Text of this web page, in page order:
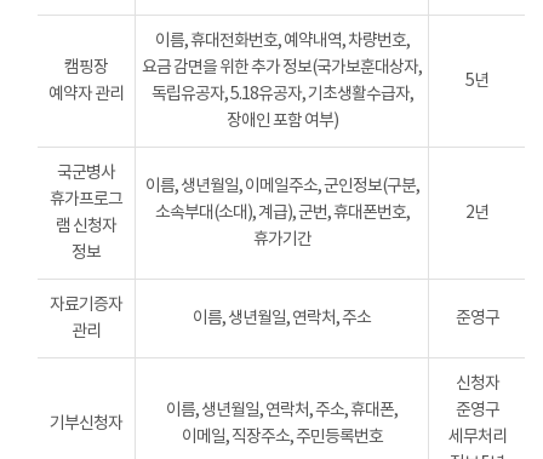
캠핑장
예약자 관리
이름, 휴대전화번호, 예약내역, 차량번호,
요금 감면을 위한 추가 정보(국가보훈대상자,
독립유공자, 5.18유공자, 기초생활수급자,
장애인 포함 여부)
5년
국군병사
휴가프로그
램 신청자
정보
이름, 생년월일, 이메일주소, 군인정보(구분,
소속부대(소대), 계급), 군번, 휴대폰번호,
휴가기간
2년
자료기증자
관리
이름, 생년월일, 연락처, 주소 준영구
기부신청자
이름, 생년월일, 연락처, 주소, 휴대폰,
이메일, 직장주소, 주민등록번호
신청자
준영구
세무처리